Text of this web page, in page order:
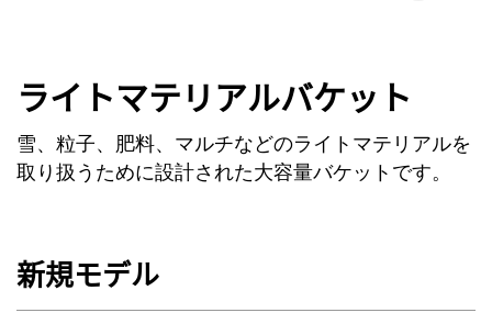
ライトマテリアルバケット
雪、粒子、肥料、マルチなどのライトマテリアルを
取り扱うために設計された大容量バケットです。
新規モデル